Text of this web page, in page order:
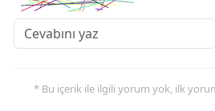
* Bu içerik ile ilgili yorum yok, ilk